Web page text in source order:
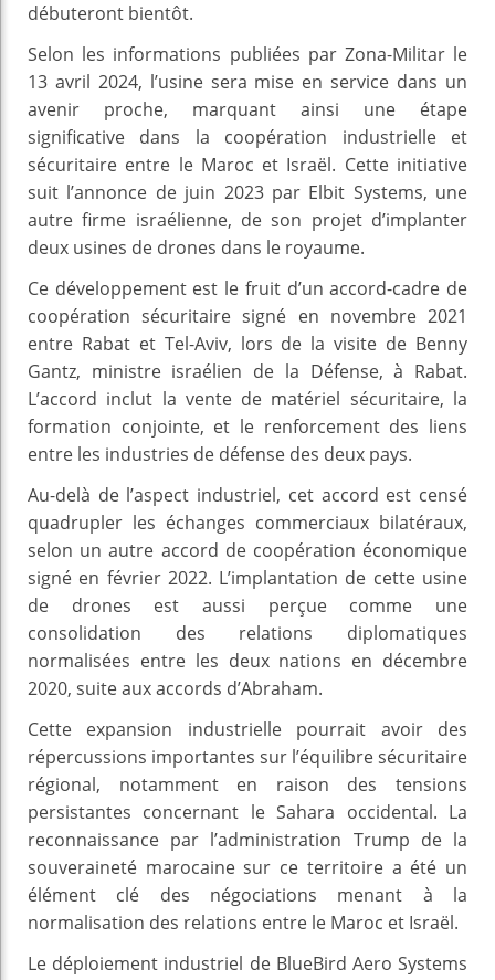
débuteront bientôt.
Selon les informations publiées par Zona-Militar le
13 avril 2024, l’usine sera mise en service dans un
avenir proche, marquant ainsi une étape
significative dans la coopération industrielle et
sécuritaire entre le Maroc et Israël. Cette initiative
suit l’annonce de juin 2023 par Elbit Systems, une
autre firme israélienne, de son projet d’implanter
deux usines de drones dans le royaume.
Ce développement est le fruit d’un accord-cadre de
coopération sécuritaire signé en novembre 2021
entre Rabat et Tel-Aviv, lors de la visite de Benny
Gantz, ministre israélien de la Défense, à Rabat.
L’accord inclut la vente de matériel sécuritaire, la
formation conjointe, et le renforcement des liens
entre les industries de défense des deux pays.
Au-delà de l’aspect industriel, cet accord est censé
quadrupler les échanges commerciaux bilatéraux,
selon un autre accord de coopération économique
signé en février 2022. L’implantation de cette usine
de drones est aussi perçue comme une
consolidation des relations diplomatiques
normalisées entre les deux nations en décembre
2020, suite aux accords d’Abraham.
Cette expansion industrielle pourrait avoir des
répercussions importantes sur l’équilibre sécuritaire
régional, notamment en raison des tensions
persistantes concernant le Sahara occidental. La
reconnaissance par l’administration Trump de la
souveraineté marocaine sur ce territoire a été un
élément clé des négociations menant à la
normalisation des relations entre le Maroc et Israël.
Le déploiement industriel de BlueBird Aero Systems